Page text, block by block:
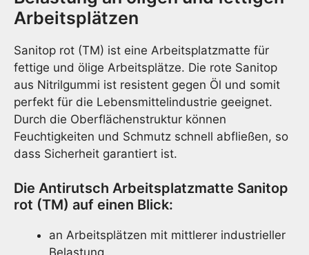
Arbeitsplätzen
Sanitop rot (TM) ist eine Arbeitsplatzmatte für
fettige und ölige Arbeitsplätze. Die rote Sanitop
aus Nitrilgummi ist resistent gegen Öl und somit
perfekt für die Lebensmittelindustrie geeignet.
Durch die Oberflächenstruktur können
Feuchtigkeiten und Schmutz schnell abfließen, so
dass Sicherheit garantiert ist.
Die Antirutsch Arbeitsplatzmatte Sanitop
rot (TM) auf einen Blick:
an Arbeitsplätzen mit mittlerer industrieller